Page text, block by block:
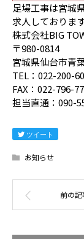
足場工事は宮城
求人しておりま
株式会社BIG
〒980-0814
宮城県仙台市青
TEL：022-200-
FAX：022-796-
担当直通：090-
ツイート
お知らせ